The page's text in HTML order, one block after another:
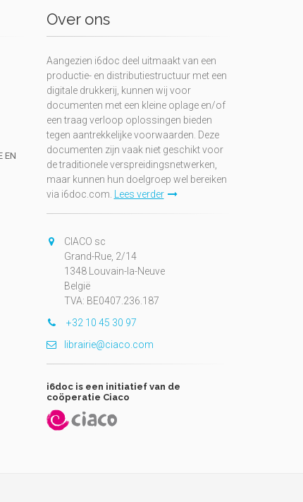
EN
Over ons
Aangezien i6doc deel uitmaakt van een
productie- en distributiestructuur met een
digitale drukkerij, kunnen wij voor
documenten met een kleine oplage en/of
een traag verloop oplossingen bieden
tegen aantrekkelijke voorwaarden. Deze
documenten zijn vaak niet geschikt voor
de traditionele verspreidingsnetwerken,
maar kunnen hun doelgroep wel bereiken
via i6doc.com.
Lees verder
CIACO sc
Grand-Rue, 2/14
1348 Louvain-la-Neuve
België
TVA: BE0407.236.187
+32 10 45 30 97
librairie@ciaco.com
i6doc is een initiatief van de
coöperatie Ciaco